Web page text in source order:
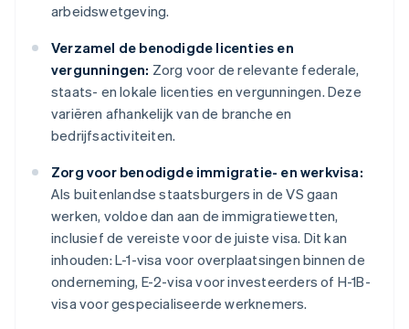
arbeidswetgeving.
Verzamel de benodigde licenties en
vergunningen: Zorg voor de relevante federale,
staats- en lokale licenties en vergunningen. Deze
variëren afhankelijk van de branche en
bedrijfsactiviteiten.
Zorg voor benodigde immigratie- en werkvisa:
Als buitenlandse staatsburgers in de VS gaan
werken, voldoe dan aan de immigratiewetten,
inclusief de vereiste voor de juiste visa. Dit kan
inhouden: L-1-visa voor overplaatsingen binnen de
onderneming, E-2-visa voor investeerders of H-1B-
visa voor gespecialiseerde werknemers.